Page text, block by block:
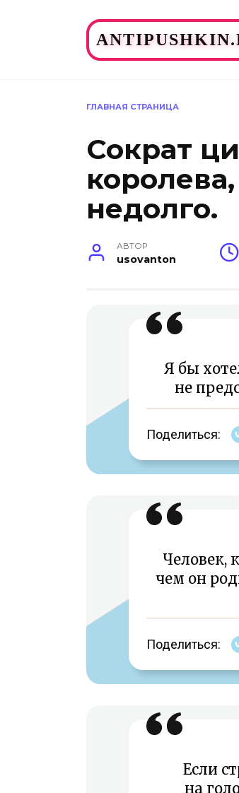
ГЛАВНАЯ СТРАНИЦА
Сократ
недолго.
АВТОР
usovanton
Я бы
не
Поделиться:
Человек,
чем он
Поделиться:
Если
на